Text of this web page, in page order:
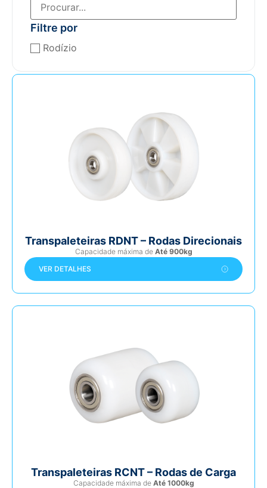
Filtre por
Rodízio
Transpaleteiras RDNT – Rodas Direcionais
Capacidade máxima de Até 900kg
VER DETALHES
Transpaleteiras RCNT – Rodas de Carga
Capacidade máxima de Até 1000kg